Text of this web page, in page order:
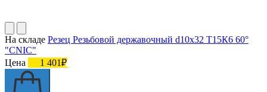
На складе Резец Резьбовой державочный d10х32 Т15К6 60°
"CNIC"
Цена
1 401₽